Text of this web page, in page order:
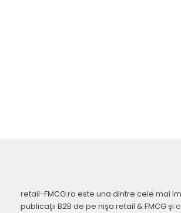
retail-FMCG.ro este una dintre cele mai
publicaţii B2B de pe nişa retail & FMCG şi